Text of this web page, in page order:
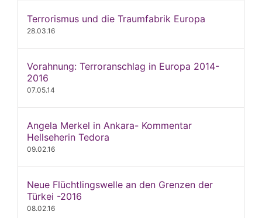
Terrorismus und die Traumfabrik Europa
28.03.16
Vorahnung: Terroranschlag in Europa 2014-
2016
07.05.14
Angela Merkel in Ankara- Kommentar
Hellseherin Tedora
09.02.16
Neue Flüchtlingswelle an den Grenzen der
Türkei -2016
08.02.16